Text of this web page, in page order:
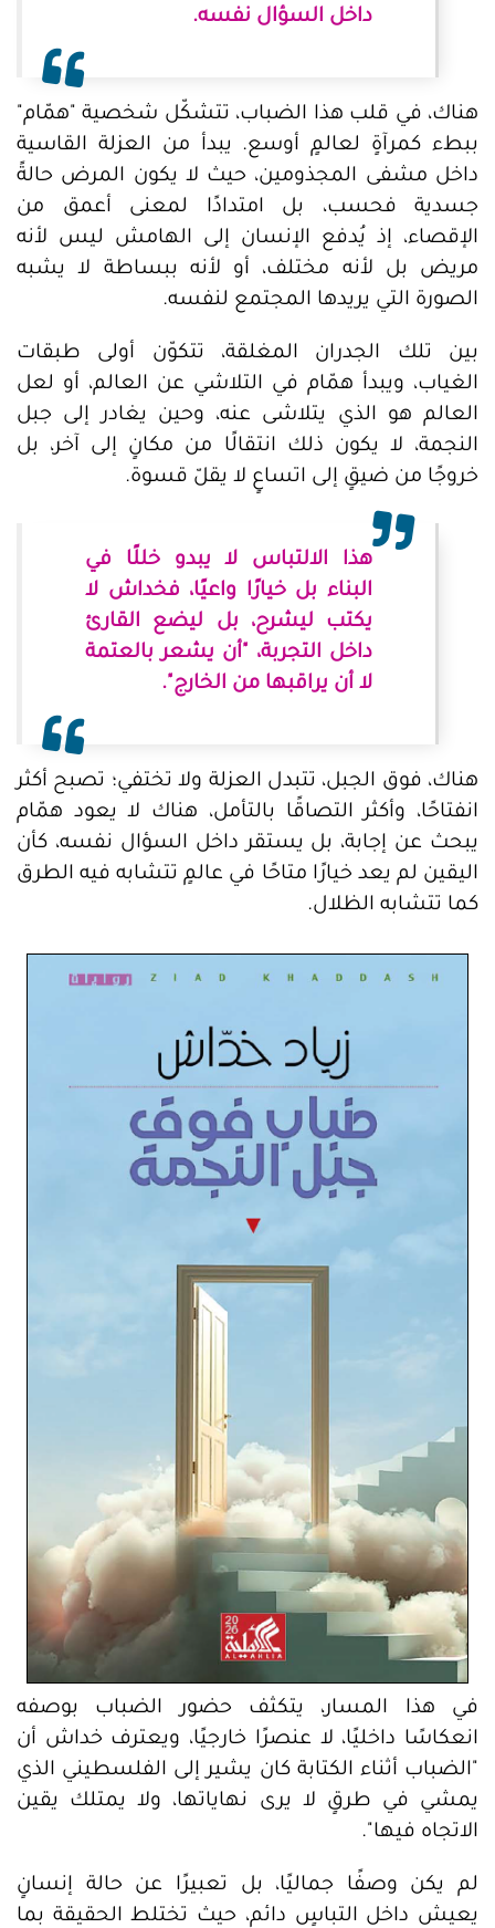
داخل السؤال نفسه.
هناك، في قلب هذا الضباب، تتشكّل شخصية "همّام"
ببطء كمرآةٍ لعالمٍ أوسع. يبدأ من العزلة القاسية
داخل مشفى المجذومين، حيث لا يكون المرض حالةً
جسدية فحسب، بل امتدادًا لمعنى أعمق من
الإقصاء، إذ يُدفع الإنسان إلى الهامش ليس لأنه
مريض بل لأنه مختلف، أو لأنه ببساطة لا يشبه
الصورة التي يريدها المجتمع لنفسه.
بين تلك الجدران المغلقة، تتكوّن أولى طبقات
الغياب، ويبدأ همّام في التلاشي عن العالم، أو لعل
العالم هو الذي يتلاشى عنه، وحين يغادر إلى جبل
النجمة، لا يكون ذلك انتقالًا من مكانٍ إلى آخر، بل
خروجًا من ضيقٍ إلى اتساعٍ لا يقلّ قسوة.
هذا الالتباس لا يبدو خللًا في
البناء بل خيارًا واعيًا، فخداش لا
يكتب ليشرح، بل ليضع القارئ
داخل التجربة، "أن يشعر بالعتمة
لا أن يراقبها من الخارج".
هناك، فوق الجبل، تتبدل العزلة ولا تختفي؛ تصبح أكثر
انفتاحًا، وأكثر التصاقًا بالتأمل، هناك لا يعود همّام
يبحث عن إجابة، بل يستقر داخل السؤال نفسه، كأن
اليقين لم يعد خيارًا متاحًا في عالمٍ تتشابه فيه الطرق
كما تتشابه الظلال.
في هذا المسار، يتكثف حضور الضباب بوصفه
انعكاسًا داخليًا، لا عنصرًا خارجيًا، ويعترف خداش أن
"الضباب أثناء الكتابة كان يشير إلى الفلسطيني الذي
يمشي في طرقٍ لا يرى نهاياتها، ولا يمتلك يقين
الاتجاه فيها".
لم يكن وصفًا جماليًا، بل تعبيرًا عن حالة إنسانٍ
يعيش داخل التباسٍ دائم، حيث تختلط الحقيقة بما